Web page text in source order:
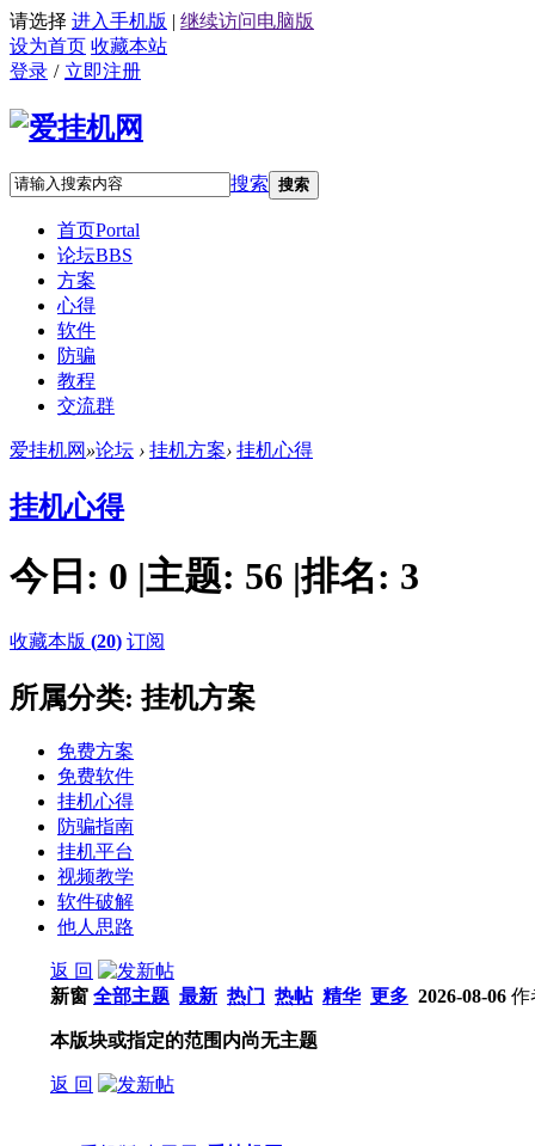
请选择 进入手机版 | 继续访问电脑版
设为首页 收藏本站
登录 / 立即注册
搜索 搜索
首页Portal
论坛BBS
方案
心得
软件
防骗
教程
交流群
爱挂机网 »论坛 › 挂机方案› 挂机心得
挂机心得
今日: 0 |主题: 56 |排名: 3
收藏本版 (20) 订阅
所属分类: 挂机方案
免费方案
免费软件
挂机心得
防骗指南
挂机平台
视频教学
软件破解
他人思路
返 回
新窗 全部主题 最新 热门 热帖 精华 更多 2026-08-06 作
本版块或指定的范围内尚无主题
返 回